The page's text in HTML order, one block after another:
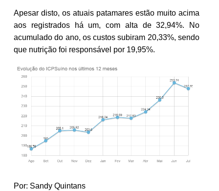
Apesar disto, os atuais patamares estão muito acima
aos registrados há um, com alta de 32,94%. No
acumulado do ano, os custos subiram 20,33%, sendo
que nutrição foi responsável por 19,95%.
Por: Sandy Quintans